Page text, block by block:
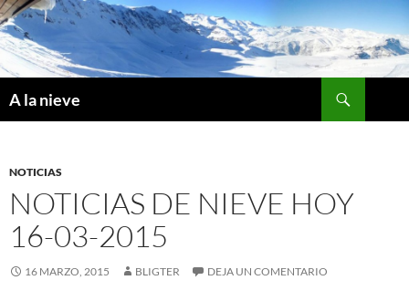
Saltar
al
contenido
A la nieve
NOTICIAS
NOTICIAS DE NIEVE HOY
16-03-2015
16 MARZO, 2015 BLIGTER DEJA UN COMENTARIO